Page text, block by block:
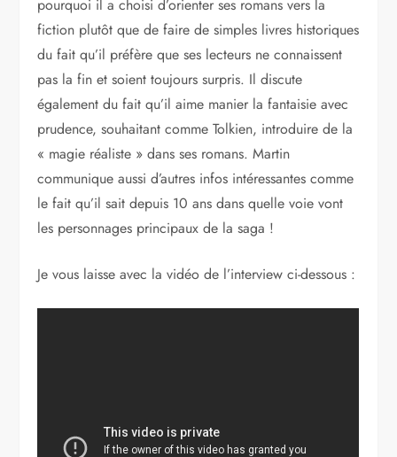
pourquoi il a choisi d’orienter ses romans vers la
fiction plutôt que de faire de simples livres historiques
du fait qu’il préfère que ses lecteurs ne connaissent
pas la fin et soient toujours surpris. Il discute
également du fait qu’il aime manier la fantaisie avec
prudence, souhaitant comme Tolkien, introduire de la
« magie réaliste » dans ses romans. Martin
communique aussi d’autres infos intéressantes comme
le fait qu’il sait depuis 10 ans dans quelle voie vont
les personnages principaux de la saga !
Je vous laisse avec la vidéo de l’interview ci-dessous :